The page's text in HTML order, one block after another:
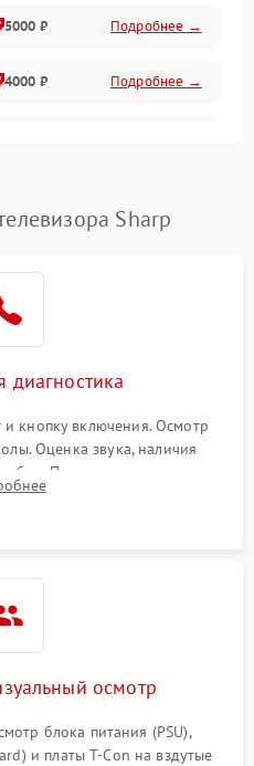
5000 ₽ Подробнее →
4000 ₽ Подробнее →
Sharp
диагностика
кнопку включения. Осмотр
Оценка звука, наличия
Подключение тестовых
симптомов поломки.
осмотр
блока питания (PSU),
и платы T-Con на вздутые